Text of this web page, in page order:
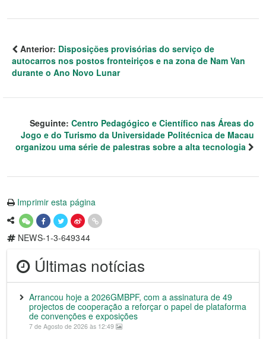
Anterior: Disposições provisórias do serviço de
autocarros nos postos fronteiriços e na zona de Nam Van
durante o Ano Novo Lunar
Seguinte: Centro Pedagógico e Científico nas Áreas do
Jogo e do Turismo da Universidade Politécnica de Macau
organizou uma série de palestras sobre a alta tecnologia
Imprimir esta página
NEWS-1-3-649344
Últimas notícias
Arrancou hoje a 2026GMBPF, com a assinatura de 49
projectos de cooperação a reforçar o papel de plataforma
de convenções e exposições
7 de Agosto de 2026 às 12:49